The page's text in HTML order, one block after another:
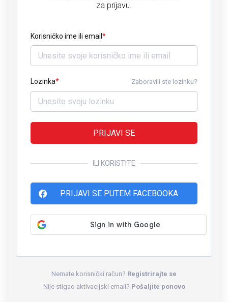
za prijavu.
Korisničko ime ili email
Lozinka Zaboravili ste lozinku?
PRIJAVI SE
ILI KORISTITE
PRIJAVI SE PUTEM FACEBOOKA
Nemate korisnički račun? Registrirajte se
Nije stigao aktivacijski email? Pošaljite ponovo